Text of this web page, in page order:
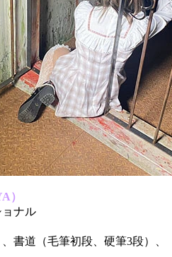
）
ナル
書道（毛筆初段、硬筆3段）、